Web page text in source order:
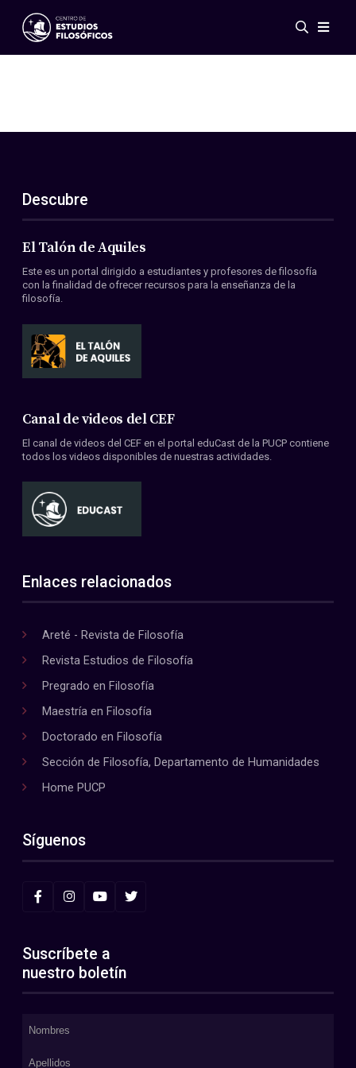
Eventos
ES
EN
Acerca de nosotros
Miembros
Convenios
Descubre
El Talón de Aquiles
Este es un portal dirigido a estudiantes y profesores de filosofía
con la finalidad de ofrecer recursos para la enseñanza de la
filosofía.
Canal de videos del CEF
El canal de videos del CEF en el portal eduCast de la PUCP contiene
todos los videos disponibles de nuestras actividades.
Enlaces relacionados
Areté - Revista de Filosofía
Revista Estudios de Filosofía
Pregrado en Filosofía
Maestría en Filosofía
Doctorado en Filosofía
Sección de Filosofía, Departamento de Humanidades
Home PUCP
Síguenos
Suscríbete a
nuestro boletín